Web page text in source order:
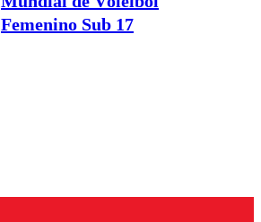
Femenino Sub 17